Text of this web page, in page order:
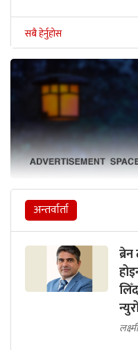
सबै हेर्नुहोस
अन्तर्वार्ता